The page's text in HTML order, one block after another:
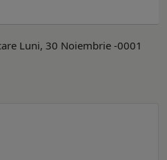
Luni, 30 Noiembrie -0001